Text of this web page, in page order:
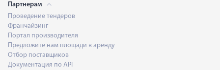
Партнерам
Проведение тендеров
Франчайзинг
Портал производителя
Предложите нам площади в аренду
Отбор поставщиков
Документация по API